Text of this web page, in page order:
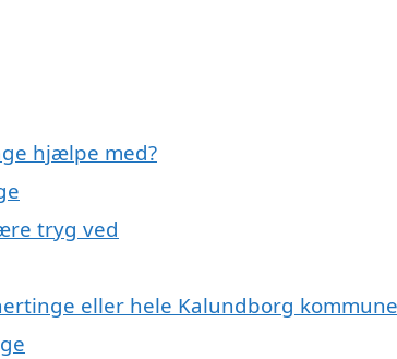
hjælpe med?
tryg ved
eller hele Kalundborg kommune